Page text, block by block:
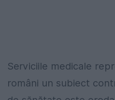
Serviciile medicale
români un subiect